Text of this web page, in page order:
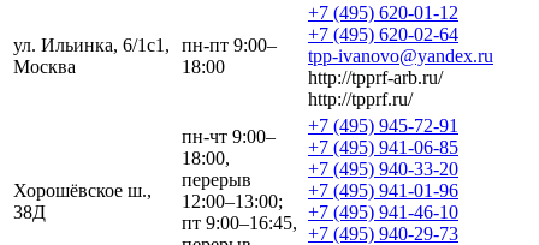
ул. Ильинка, 6/1с1,
Москва
пн-пт 9:00–
18:00
+7 (495) 620-01-12
+7 (495) 620-02-64
tpp-ivanovo@yandex.ru
http://tpprf-arb.ru/
http://tpprf.ru/
Хорошёвское ш.,
38Д
пн-чт 9:00–
18:00,
перерыв
12:00–13:00;
пт 9:00–16:45,
+7 (495) 945-72-91
+7 (495) 941-06-85
+7 (495) 940-33-20
+7 (495) 941-01-96
+7 (495) 941-46-10
+7 (495) 940-29-73